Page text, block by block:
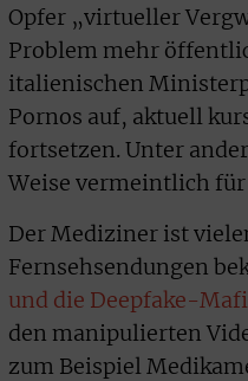
Opfer „virtueller
Problem mehr
italienischen
Pornos auf, aktuell
fortsetzen. Unter
Weise vermeintlich
Der Mediziner ist
Fernsehsendungen
und die Deepfake-
den manipulierten
zum Beispiel